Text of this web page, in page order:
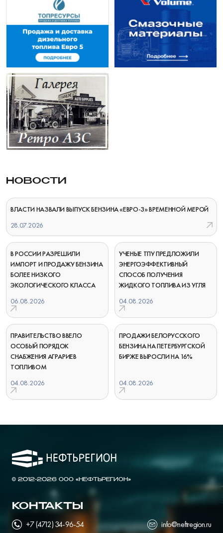
НОВОСТИ
В РОССИИ РАЗРЕШИЛИ
ИМПОРТ И ПРОДАЖУ БЕНЗИНА
БОЛЕЕ НИЗКОГО
ЭКОЛОГИЧЕСКОГО КЛАССА
06.08.2026
УЧЕНЫЕ ТПУ ПРЕДЛОЖИЛИ
ЭНЕРГОЭФФЕКТИВНЫЙ
СПОСОБ ПОЛУЧЕНИЯ
ЖИДКОГО ТОПЛИВА ИЗ УГЛЯ
04.08.2026
ПРАВИТЕЛЬСТВО ВВЕЛО
ОСОБЫЙ ПОРЯДОК
СНАБЖЕНИЯ АГРАРИЕВ
ТОПЛИВОМ
04.08.2026
ПРОДАЖИ БЕЛОРУССКОГО
БЕНЗИНА НА ПЕТЕРБУРГСКОЙ
БИРЖЕ ВЫРОСЛИ НА 16%
04.08.2026
ВЛАСТИ НАЗВАЛИ ВЫПУСК БЕНЗИНА «ЕВРО-3» ВРЕМЕННОЙ МЕРОЙ
28.07.2026
© 2012-2026 ООО «НЕФТЬРЕГИОН»
КОНТАКТЫ
+7 (4712) 34-96-54 info@neftregion.ru